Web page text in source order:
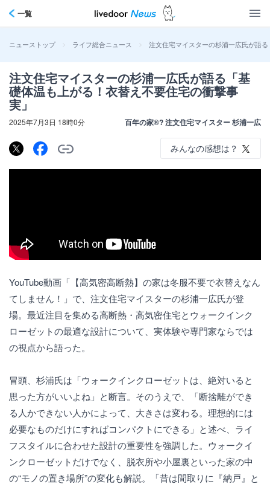
一覧
ニューストップ > ライフ総合ニュース > 注文住宅マイスターの杉浦一広氏が語
注文住宅マイスターの杉浦一広氏が語る「基
礎体温も上がる！衣替え不要住宅の衝撃事
実」
2025年7月3日 18時0分 百年の家®? 注文住宅マイスター 杉浦一広
みんなの感想は？
YouTube動画「【高気密高断熱】の家は冬服不要で衣替えなん
てしません！」で、注文住宅マイスターの杉浦一広氏が登
場。最近注目を集める高断熱・高気密住宅とウォークインク
ローゼットの最適な設計について、実体験や専門家ならでは
の視点から語った。
冒頭、杉浦氏は「ウォークインクローゼットは、絶対いると
思った方がいいよね」と断言。そのうえで、「断捨離ができ
る人かできない人かによって、大きさは変わる。理想的には
必要なものだけにすればコンパクトにできる」と述べ、ライ
フスタイルに合わせた設計の重要性を強調した。ウォークイ
ンクローゼットだけでなく、脱衣所や小屋裏といった家の中
の“モノの置き場所”の変化も解説。「昔は間取りに『納戸』と